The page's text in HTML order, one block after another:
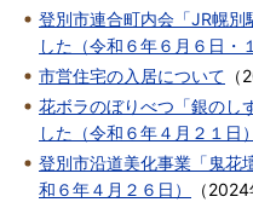
登別市連合町内会「JR幌
した（令和６年６月６日・
市営住宅の入居について （
花ボラのぼりべつ「銀のし
した（令和６年４月２１日）
登別市沿道美化事業「鬼花
和６年４月２６日）
（2024